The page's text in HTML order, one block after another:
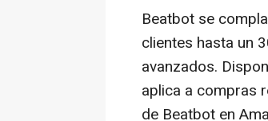
Beatbot se
clientes hasta un
avanzados.
aplica a compras
de Beatbot en